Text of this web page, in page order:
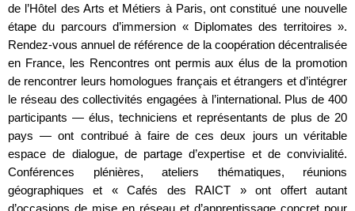
de l’Hôtel des Arts et Métiers à Paris, ont constitué une nouvelle
étape du parcours d’immersion « Diplomates des territoires ».
Rendez-vous annuel de référence de la coopération décentralisée
en France, les Rencontres ont permis aux élus de la promotion
de rencontrer leurs homologues français et étrangers et d’intégrer
le réseau des collectivités engagées à l’international. Plus de 400
participants — élus, techniciens et représentants de plus de 20
pays — ont contribué à faire de ces deux jours un véritable
espace de dialogue, de partage d’expertise et de convivialité.
Conférences plénières, ateliers thématiques, réunions
géographiques et « Cafés des RAICT » ont offert autant
d’occasions de mise en réseau et d’apprentissage concret pour